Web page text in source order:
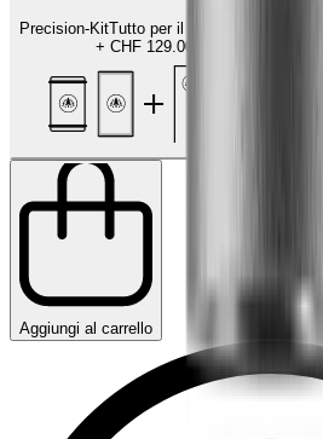
Precision-KitTutto per il tocco finale
+ CHF 129.00
Aggiungi al carrello